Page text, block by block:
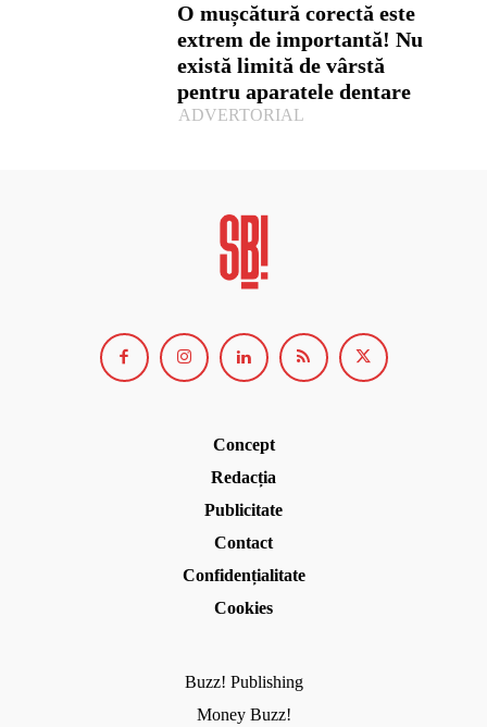
O mușcătură corectă este
extrem de importantă! Nu
există limită de vârstă
pentru aparatele dentare
ADVERTORIAL
Concept
Redacția
Publicitate
Contact
Confidențialitate
Cookies
Buzz! Publishing
Money Buzz!